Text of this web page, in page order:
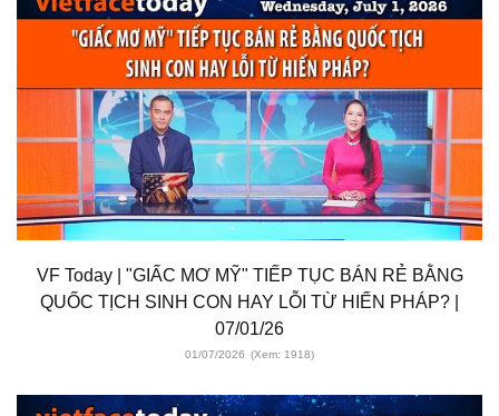
VF Today | "GIẤC MƠ MỸ" TIẾP TỤC BÁN RẺ BẰNG
QUỐC TỊCH SINH CON HAY LỖI TỪ HIẾN PHÁP? |
07/01/26
01/07/2026 (Xem: 1918)